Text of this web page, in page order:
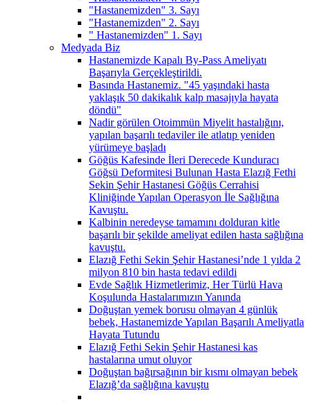
"Hastanemizden" 3. Sayı
"Hastanemizden" 2. Sayı
" Hastanemizden" 1. Sayı
Medyada Biz
Hastanemizde Kapalı By-Pass Ameliyatı
Başarıyla Gerçekleştirildi.
Basında Hastanemiz. "45 yaşındaki hasta
yaklaşık 50 dakikalık kalp masajıyla hayata
döndü"
Nadir görülen Otoimmün Miyelit hastalığını,
yapılan başarılı tedaviler ile atlatıp yeniden
yürümeye başladı
Göğüs Kafesinde İleri Derecede Kunduracı
Göğsü Deformitesi Bulunan Hasta Elazığ Fethi
Sekin Şehir Hastanesi Göğüs Cerrahisi
Kliniğinde Yapılan Operasyon İle Sağlığına
Kavuştu.
Kalbinin neredeyse tamamını dolduran kitle
başarılı bir şekilde ameliyat edilen hasta sağlığına
kavuştu.
Elazığ Fethi Sekin Şehir Hastanesi’nde 1 yılda 2
milyon 810 bin hasta tedavi edildi
Evde Sağlık Hizmetlerimiz, Her Türlü Hava
Koşulunda Hastalarımızın Yanında
Doğuştan yemek borusu olmayan 4 günlük
bebek, Hastanemizde Yapılan Başarılı Ameliyatla
Hayata Tutundu
Elazığ Fethi Sekin Şehir Hastanesi kas
hastalarına umut oluyor
Doğuştan bağırsağının bir kısmı olmayan bebek
Elazığ’da sağlığına kavuştu